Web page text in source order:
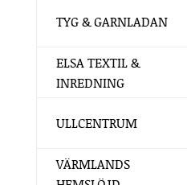
TYG & GARNLADAN
ELSA TEXTIL &
INREDNING
ULLCENTRUM
VÄRMLANDS